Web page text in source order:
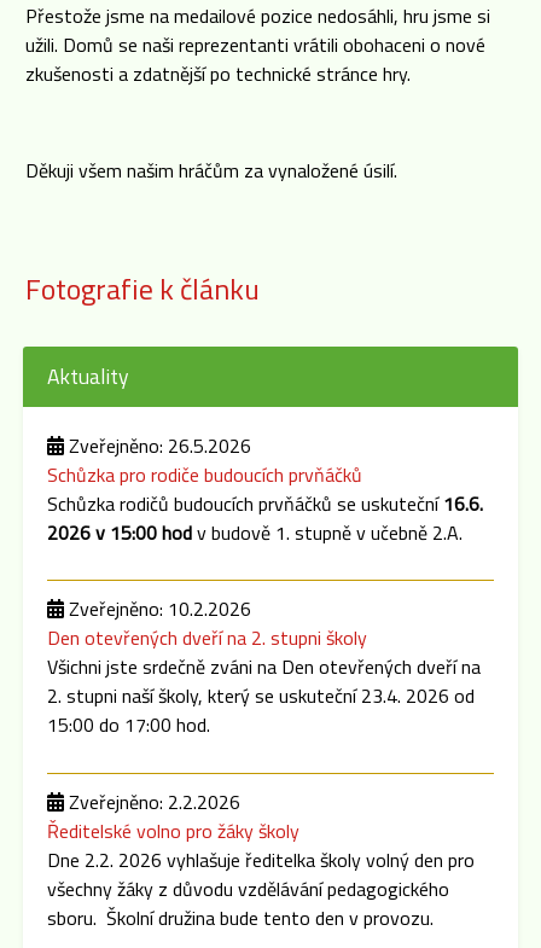
Přestože jsme na medailové pozice nedosáhli, hru jsme si
užili. Domů se naši reprezentanti vrátili obohaceni o nové
zkušenosti a zdatnější po technické stránce hry.
Děkuji všem našim hráčům za vynaložené úsilí.
Fotografie k článku
Aktuality
Zveřejněno: 26.5.2026
Schůzka pro rodiče budoucích prvňáčků
Schůzka rodičů budoucích prvňáčků se uskuteční16.6.
2026 v 15:00 hodv budově 1. stupně v učebně 2.A.
Zveřejněno: 10.2.2026
Den otevřených dveří na 2. stupni školy
Všichni jste srdečně zváni na Den otevřených dveří na
2. stupni naší školy, který se uskuteční 23.4. 2026 od
15:00 do 17:00 hod.
Zveřejněno: 2.2.2026
Ředitelské volno pro žáky školy
Dne 2.2. 2026 vyhlašuje ředitelka školy volný den pro
všechny žáky z důvodu vzdělávání pedagogického
sboru. Školní družina bude tento den v provozu.